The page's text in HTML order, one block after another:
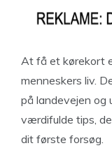
At få et kørekort
menneskers liv.
på landevejen og
værdifulde tips,
dit første forsøg.